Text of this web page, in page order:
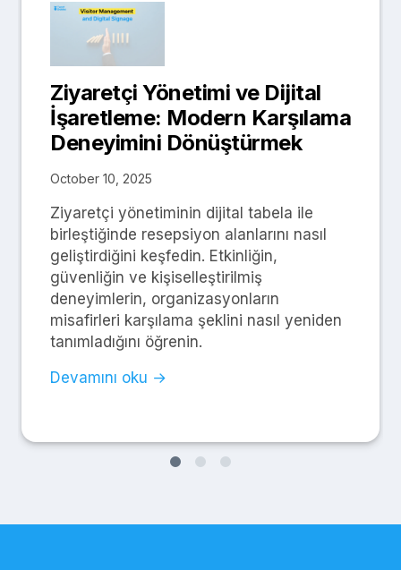
Ziyaretçi Yönetimi ve Dijital
İşaretleme: Modern Karşılama
Deneyimini Dönüştürmek
October 10, 2025
Ziyaretçi yönetiminin dijital tabela ile
birleştiğinde resepsiyon alanlarını nasıl
geliştirdiğini keşfedin. Etkinliğin,
güvenliğin ve kişiselleştirilmiş
deneyimlerin, organizasyonların
misafirleri karşılama şeklini nasıl yeniden
tanımladığını öğrenin.
Devamını oku →